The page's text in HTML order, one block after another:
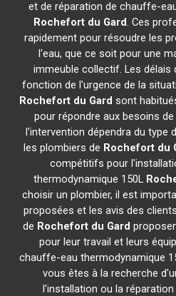
et de réparation de chauffe-
Rochefort du Gard. Ces
rapidement pour résoudre les
l'eau, que ce soit pour une
immeuble collectif. Les délais
fonction de l'urgence de la
Rochefort du Gard sont
pour répondre aux besoins
l'intervention dépendra du type
les plombiers de Rochefort du
compétitifs pour
thermodynamique 150L
choisir un plombier, il est
proposées et les avis des
de Rochefort du Gard
pour leur travail et leurs
chauffe-eau thermodynamique
vous êtes à la recherche
l'installation ou la